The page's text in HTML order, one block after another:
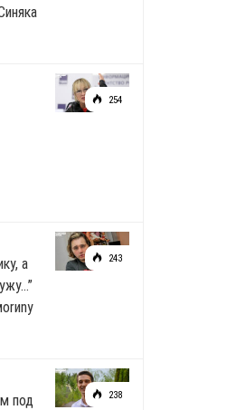
254
243
а
238
под